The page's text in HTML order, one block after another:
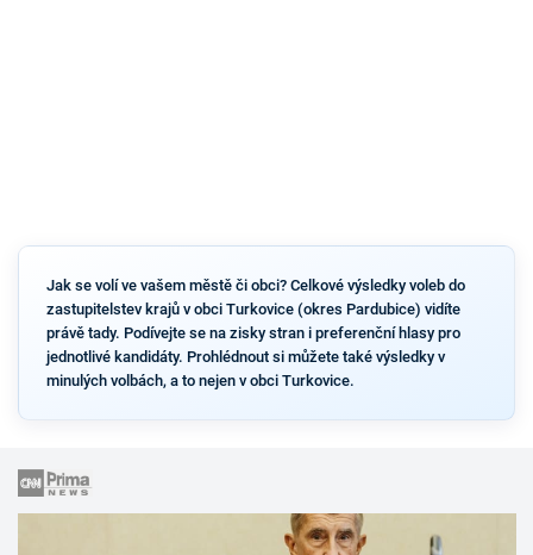
Jak se volí ve vašem městě či obci? Celkové výsledky voleb do
zastupitelstev krajů v obci Turkovice (okres Pardubice) vidíte
právě tady. Podívejte se na zisky stran i preferenční hlasy pro
jednotlivé kandidáty. Prohlédnout si můžete také výsledky v
minulých volbách, a to nejen v obci Turkovice.